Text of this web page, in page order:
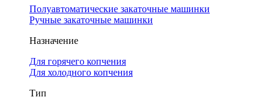
Полуавтоматические закаточные машинки
Ручные закаточные машинки
Назначение
Для горячего копчения
Для холодного копчения
Тип